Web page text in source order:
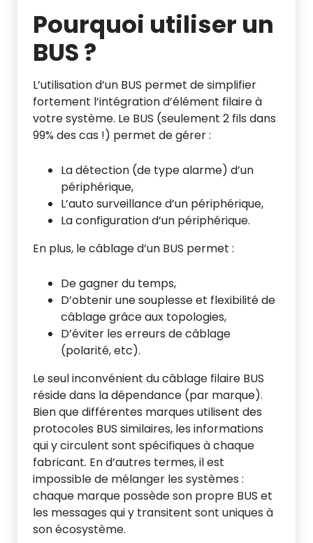
Pourquoi utiliser un
BUS ?
L’utilisation d’un BUS permet de simplifier
fortement l’intégration d’élément filaire à
votre système. Le BUS (seulement 2 fils dans
99% des cas !) permet de gérer :
La détection (de type alarme) d’un
périphérique,
L’auto surveillance d’un périphérique,
La configuration d’un périphérique.
En plus, le câblage d’un BUS permet :
De gagner du temps,
D’obtenir une souplesse et flexibilité de
câblage grâce aux topologies,
D’éviter les erreurs de câblage
(polarité, etc).
Le seul inconvénient du câblage filaire BUS
réside dans la dépendance (par marque).
Bien que différentes marques utilisent des
protocoles BUS similaires, les informations
qui y circulent sont spécifiques à chaque
fabricant. En d’autres termes, il est
impossible de mélanger les systèmes :
chaque marque possède son propre BUS et
les messages qui y transitent sont uniques à
son écosystème.